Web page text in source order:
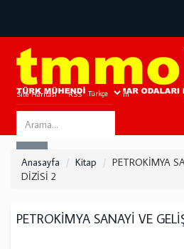
Site Haritası RSS Bize Ulaşın
Search
this
site
Anasayfa Kitap
PETROKİMYA
DİZİSİ 2
PETROKİMYA SANAYİ VE